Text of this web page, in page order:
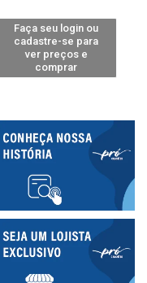
Faça seu login ou
cadastre-se para
ver preços e
comprar